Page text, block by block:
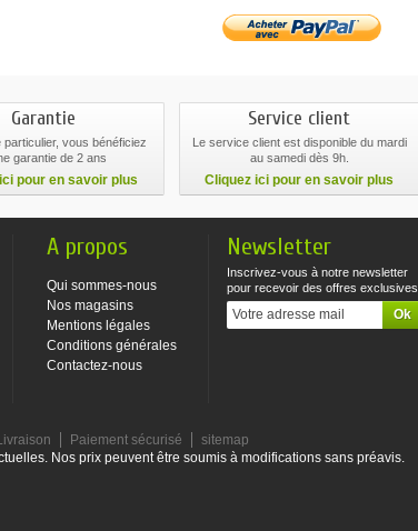
Garantie
particulier, vous bénéficiez
garantie de 2 ans
pour en savoir plus
Service client
Le service client est disponible du mardi
au samedi dès 9h.
Cliquez ici pour en savoir plus
A propos
Qui sommes-nous
Nos magasins
Mentions légales
Conditions générales
Contactez-nous
Newsletter
Inscrivez-vous à notre newsletter
pour recevoir des offres exclusives
Paiement sécurisé
sitemap
Nos prix peuvent être soumis à modifications sans préavis.